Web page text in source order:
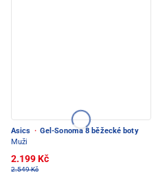
Asics · Gel-Sonoma 8 běžecké boty
Muži
2.199 Kč
2.549 Kč